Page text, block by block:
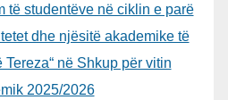
të studentëve në ciklin e parë
dhe njësitë akademike të
Tereza“ në Shkup për vitin
2025/2026